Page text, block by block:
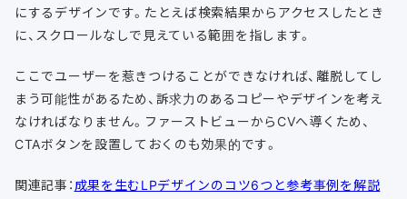
にするデザインです。たとえば検索結果からアクセスしたとき
に、スクロールなしで見えている範囲を指します。
ここでユーザーを惹きつけることができなければ、離脱してし
まう可能性があるため、訴求力のあるコピーやデザインを考え
なければなりません。ファーストビューからCVへ導くため、
CTAボタンを設置しておくのも効果的です。
関連記事：成果を生むLPデザインのコツ6つと参考事例を解説